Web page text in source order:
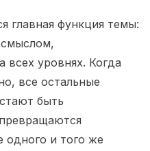
главная функция темы:
всех уровнях. Когда
все остальные
быть
одного и того же